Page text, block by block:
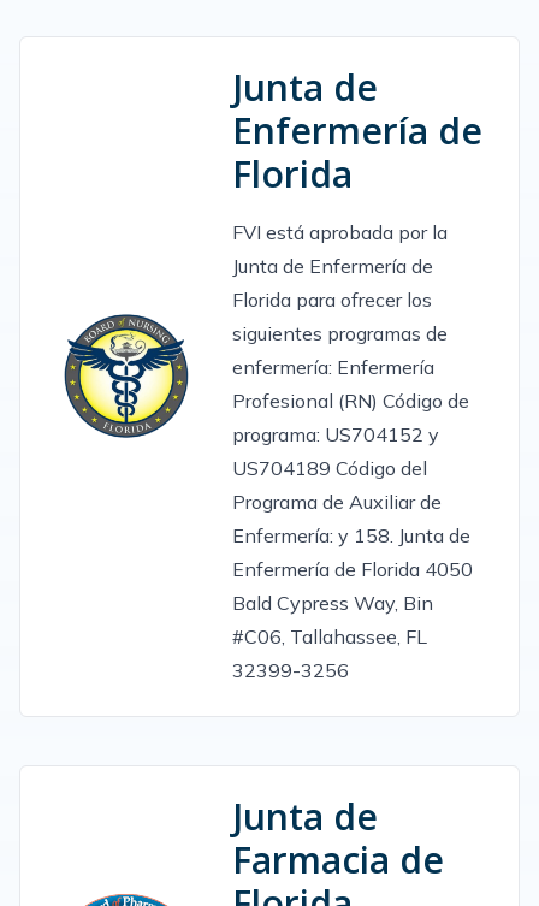
Junta de
Enfermería de
Florida
FVI está aprobada por la
Junta de Enfermería de
Florida para ofrecer los
siguientes programas de
enfermería: Enfermería
Profesional (RN) Código de
programa: US704152 y
US704189 Código del
Programa de Auxiliar de
Enfermería: y 158. Junta de
Enfermería de Florida 4050
Bald Cypress Way, Bin
#C06, Tallahassee, FL
32399-3256
Junta de
Farmacia de